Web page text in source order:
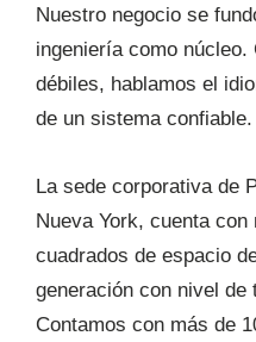
Nuestro negocio se
ingeniería como
débiles, hablamos el
de un sistema confiable.
La sede corporativa de
Nueva York, cuenta con
cuadrados de espacio
generación con nivel de
Contamos con más de